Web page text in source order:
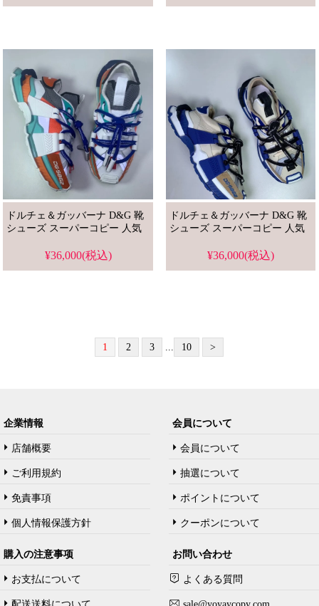
ドルチェ＆ガッバーナ D&G 靴
シューズ スーパーコピー 人気
¥36,000(税込)
ドルチェ＆ガッバーナ D&G 靴
シューズ スーパーコピー 人気
¥36,000(税込)
1 2 3 10 >
企業情報
店舗概要
ご利用規約
免責事項
個人情報保護方針
会員について
会員について
抽選について
ポイントについて
クーポンについて
購入の注意事项
お支払について
お問い合わせ
よくある質問